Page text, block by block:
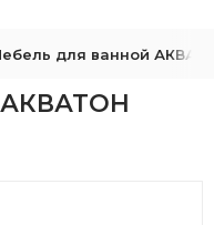
для ванной
АКВАТОН